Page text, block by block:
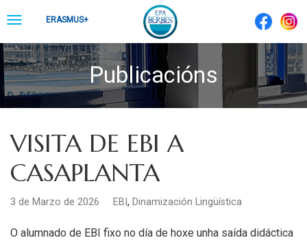
to ToggleERASMUS+
Publicacións
VISITA DE EBI A
CASAPLANTA
3 de Marzo de 2026 EBI , Dinamización Lingüística
O alumnado de EBI fixo no día de hoxe unha saída didáctica